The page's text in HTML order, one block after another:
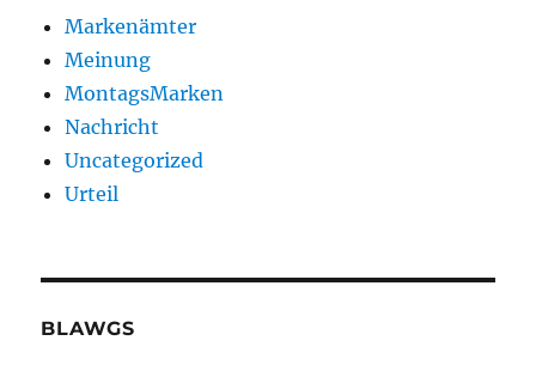
Markenämter
Meinung
MontagsMarken
Nachricht
Uncategorized
Urteil
BLAWGS